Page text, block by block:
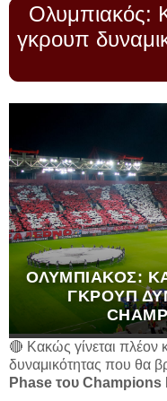
Ολυμπιακός:
γκρουπ
ΟΛΥΜΠΙΑΚΌΣ:
ΓΚΡΟΥΠ
🔴 Κακώς γίνεται πλέον
δυναμικότητας που θα
Phase του Champions